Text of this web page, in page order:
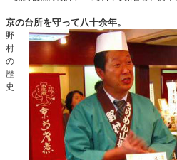
京の台所を守って八十余年。
野
村
の
歴
史